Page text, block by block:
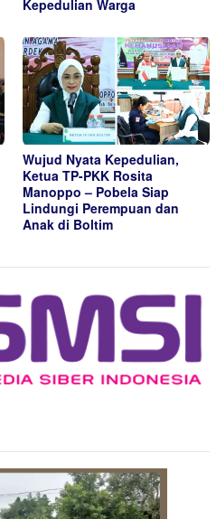
Kepedulian Warga
Wujud Nyata Kepedulian,
Ketua TP-PKK Rosita
Manoppo – Pobela Siap
Lindungi Perempuan dan
Anak di Boltim